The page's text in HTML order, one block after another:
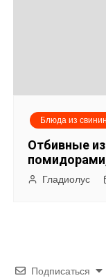
Блюда из
Отбивные
Гладиолус
Подписаться